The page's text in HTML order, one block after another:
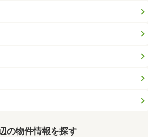
の物件情報を探す